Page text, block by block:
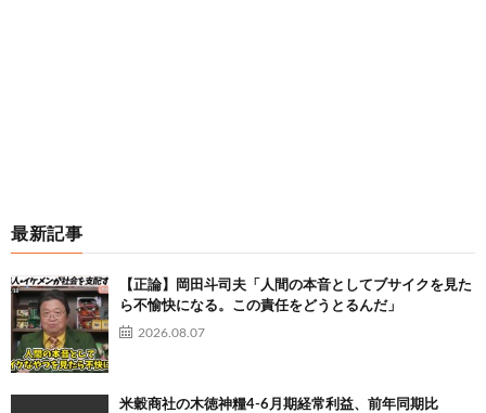
最新記事
【正論】岡田斗司夫「人間の本音としてブサイクを見た
ら不愉快になる。この責任をどうとるんだ」
2026.08.07
米穀商社の木徳神糧4-6月期経常利益、前年同期比